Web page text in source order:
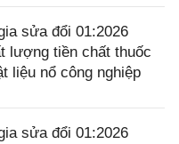
sửa đổi 01:2026
lượng tiền chất thuốc
liệu nổ công nghiệp
sửa đổi 01:2026